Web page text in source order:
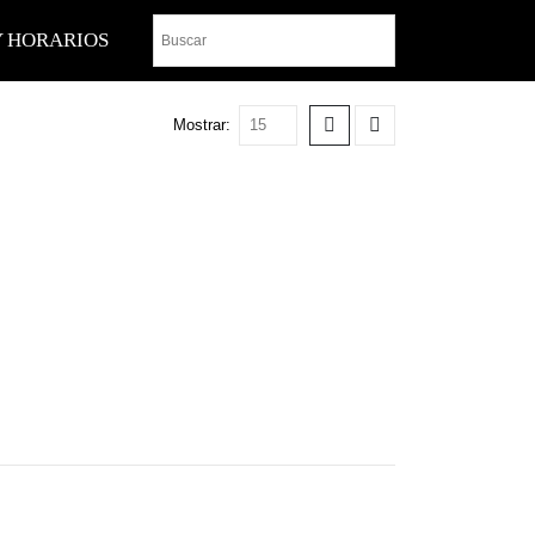
HORARIOS
Mostrar: